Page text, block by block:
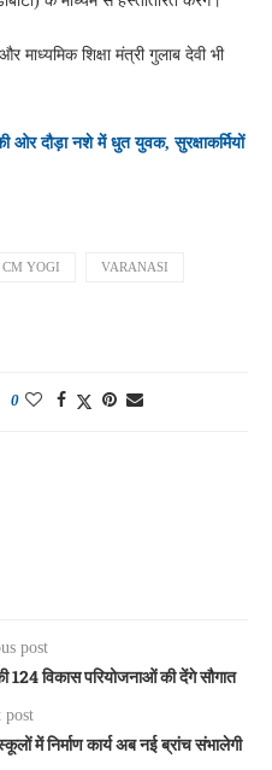
माध्यमिक शिक्षा मंत्री गुलाब देवी भी
ओर दौड़ा नशे में धुत युवक, सुरक्षाकर्मियों
CM YOGI VARANASI
0
post
विकास परियोजनाओं की देंगे सौगात
post
में निर्माण कार्य अब नई ब्रांच संभालेगी